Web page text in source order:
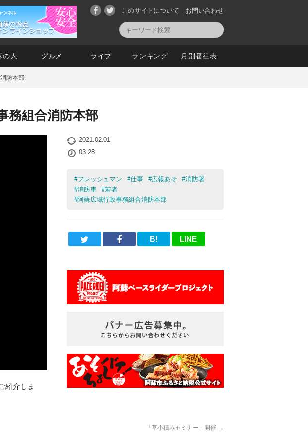
お問い合わせ
このサイトについて
の人 グルメ ライブ ランキング 月別番組表
防本部
務組合消防本部
紹介しま
2021.02.01
03:28
#フレッシュマン #仕事 #広報あそ #消防署
#消防車 #若者
#阿蘇広域行政事務組合消防本部
B! LINE
「草小積みセミナー」開催 →